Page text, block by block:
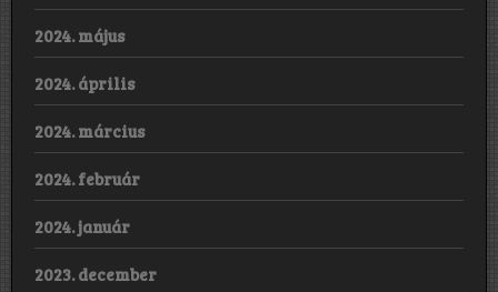
2024. május
2024. április
2024. március
2024. február
2024. január
2023. december